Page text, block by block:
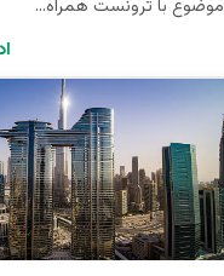
موضوع با ترونست همراه...